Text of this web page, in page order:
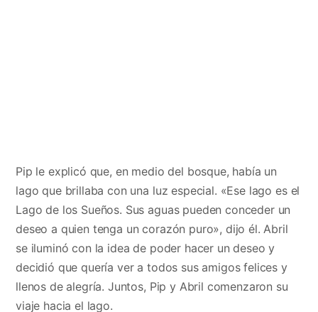
Pip le explicó que, en medio del bosque, había un
lago que brillaba con una luz especial. «Ese lago es el
Lago de los Sueños. Sus aguas pueden conceder un
deseo a quien tenga un corazón puro», dijo él. Abril
se iluminó con la idea de poder hacer un deseo y
decidió que quería ver a todos sus amigos felices y
llenos de alegría. Juntos, Pip y Abril comenzaron su
viaje hacia el lago.